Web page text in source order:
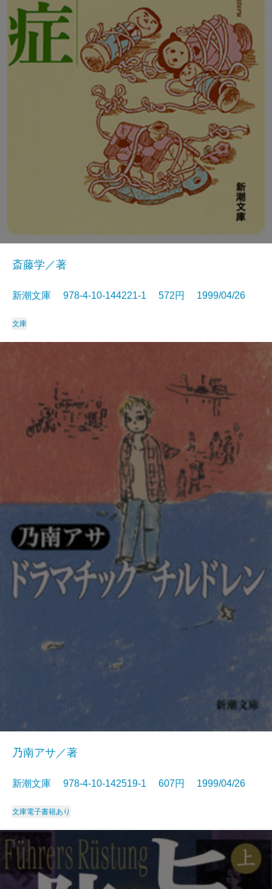
斎藤学／著
新潮文庫 978-4-10-144221-1 572円 1999/04/26
文庫
乃南アサ／著
新潮文庫 978-4-10-142519-1 607円 1999/04/26
文庫電子書籍あり